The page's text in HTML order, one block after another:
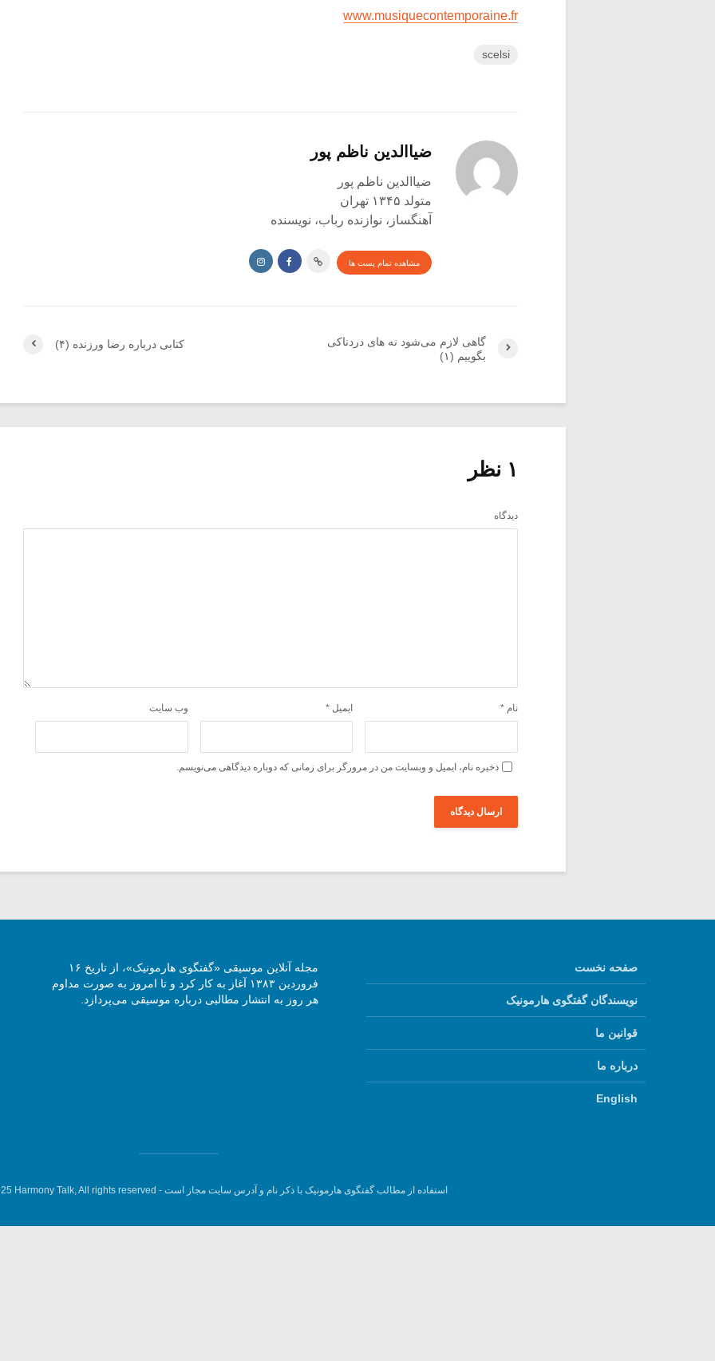
www.musiquecontemporaine.fr
scelsi
ضیاالدین ناظم پور
ضیاالدین ناظم پور
متولد ۱۳۴۵ تهران
آهنگساز، نوازنده رباب، نویسنده
مشاهده تمام پست ها
کتابی درباره رضا ورزنده (۴)
گاهی لازم می‌شود نه های دردناکی
بگوییم (۱)
۱ نظر
دیدگاه
نام * ایمیل * وب‌ سایت
ذخیره نام، ایمیل و وبسایت من در مرورگر برای زمانی که دوباره دیدگاهی می‌نویسم.
صفحه نخست
نویسندگان گفتگوی هارمونیک
قوانین ما
درباره ما
English
مجله آنلاین موسیقی «گفتگوی هارمونیک»، از تاریخ ۱۶
فروردین ۱۳۸۳ آغاز به کار کرد و تا امروز به صورت مداوم
هر روز به انتشار مطالبی درباره موسیقی می‌پردازد.
استفاده از مطالب گفتگوی هارمونیک با ذکر نام و آدرس سایت مجاز است - Harmony Talk, All rights reserved.